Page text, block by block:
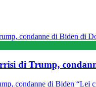
di Trump,
condanne di Biden “Lei